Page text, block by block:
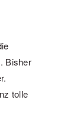
Bisher
tolle